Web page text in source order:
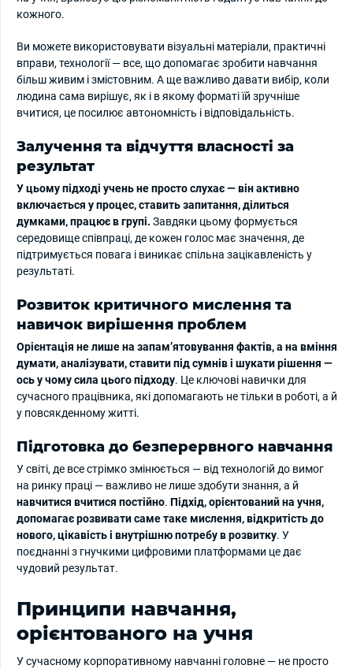
кожного.
Ви можете використовувати візуальні матеріали, практичні
вправи, технології — все, що допомагає зробити навчання
більш живим і змістовним. А ще важливо давати вибір, коли
людина сама вирішує, як і в якому форматі їй зручніше
вчитися, це посилює автономність і відповідальність.
Залучення та відчуття власності за
результат
У цьому підході учень не просто слухає — він активно
включається у процес, ставить запитання, ділиться
думками, працює в групі. Завдяки цьому формується
середовище співпраці, де кожен голос має значення, де
підтримується повага і виникає спільна зацікавленість у
результаті.
Розвиток критичного мислення та
навичок вирішення проблем
Орієнтація не лише на запам’ятовування фактів, а на вміння
думати, аналізувати, ставити під сумнів і шукати рішення —
ось у чому сила цього підходу. Це ключові навички для
сучасного працівника, які допомагають не тільки в роботі, а й
у повсякденному житті.
Підготовка до безперервного навчання
У світі, де все стрімко змінюється — від технологій до вимог
на ринку праці — важливо не лише здобути знання, а й
навчитися вчитися постійно. Підхід, орієнтований на учня,
допомагає розвивати саме таке мислення, відкритість до
нового, цікавість і внутрішню потребу в розвитку. У
поєднанні з гнучкими цифровими платформами це дає
чудовий результат.
Принципи навчання,
орієнтованого на учня
У сучасному корпоративному навчанні головне — не просто